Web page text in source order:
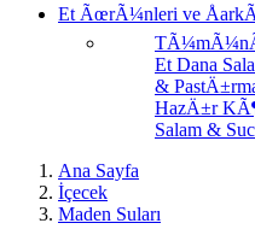
Et ÃœrÃ¼nleri ve
Et Dana
&
HazÄ±r
Salam &
Ana Sayfa
İçecek
Maden Suları